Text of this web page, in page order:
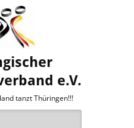
e.V.
tanzt Thüringen!!!